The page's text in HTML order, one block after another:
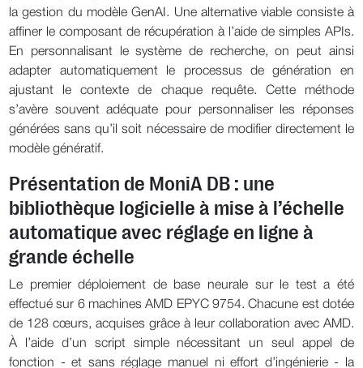
la gestion du modèle GenAI. Une alternative viable consiste à
affiner le composant de récupération à l’aide de simples APIs.
En personnalisant le système de recherche, on peut ainsi
adapter automatiquement le processus de génération en
ajustant le contexte de chaque requête. Cette méthode
s’avère souvent adéquate pour personnaliser les réponses
générées sans qu’il soit nécessaire de modifier directement le
modèle génératif.
Présentation de MoniA DB : une
bibliothèque logicielle à mise à l’échelle
automatique avec réglage en ligne à
grande échelle
Le premier déploiement de base neurale sur le test a été
effectué sur 6 machines AMD EPYC 9754. Chacune est dotée
de 128 cœurs, acquises grâce à leur collaboration avec AMD.
À l’aide d’un script simple nécessitant un seul appel de
fonction - et sans réglage manuel ni effort d’ingénierie - la